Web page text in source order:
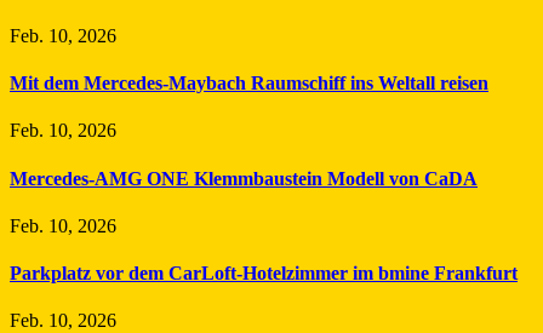
Feb. 10, 2026
Mit dem Mercedes-Maybach Raumschiff ins Weltall reisen
Feb. 10, 2026
Mercedes-AMG ONE Klemmbaustein Modell von CaDA
Feb. 10, 2026
Parkplatz vor dem CarLoft-Hotelzimmer im bmine Frankfurt
Feb. 10, 2026